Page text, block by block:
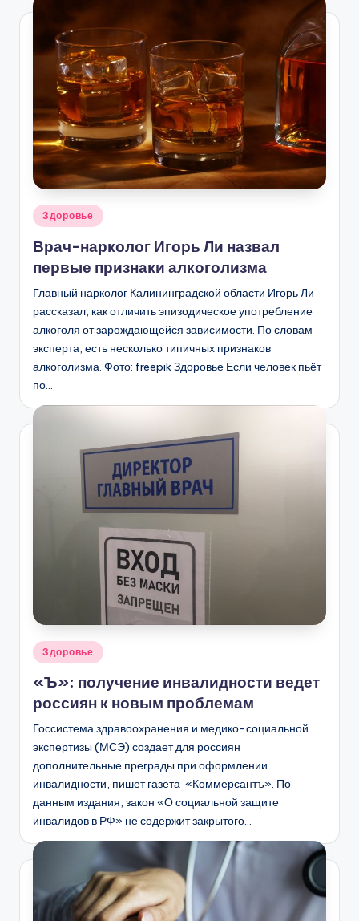
Опубликовано
Здоровье
Врач-нарколог Игорь Ли назвал
первые признаки алкоголизма
Главный нарколог Калининградской области Игорь Ли
рассказал, как отличить эпизодическое употребление
алкоголя от зарождающейся зависимости. По словам
эксперта, есть несколько типичных признаков
алкоголизма. Фото: freepik Здоровье Если человек пьёт
по…
Опубликовано
Здоровье
«Ъ»: получение инвалидности ведет
россиян к новым проблемам
Госсистема здравоохранения и медико-социальной
экспертизы (МСЭ) создает для россиян
дополнительные преграды при оформлении
инвалидности, пишет газета «Коммерсантъ». По
данным издания, закон «О социальной защите
инвалидов в РФ» не содержит закрытого…